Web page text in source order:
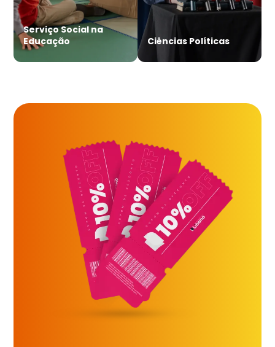
Serviço Social na
Educação
Ciências Políticas